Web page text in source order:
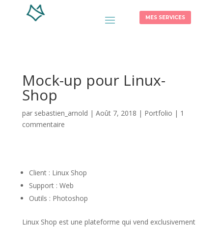
MES SERVICES
Mock-up pour Linux-
Shop
par sebastien_arnold | Août 7, 2018 | Portfolio | 1
commentaire
Client : Linux Shop
Support : Web
Outils : Photoshop
Linux Shop est une plateforme qui vend exclusivement